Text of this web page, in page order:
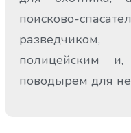
поисково-
разведчиком,
полицейским
поводырем для